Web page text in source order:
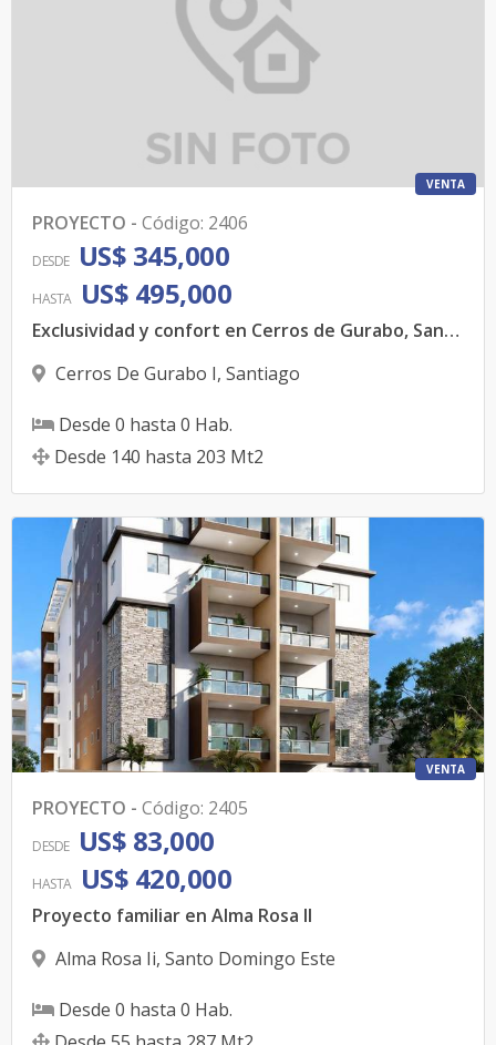
VENTA
PROYECTO - Código: 2406
DESDE US$ 345,000
HASTA US$ 495,000
Exclusividad y confort en Cerros de Gurabo, Santiago
Cerros De Gurabo I, Santiago
Desde 0 hasta 0 Hab.
Desde 140 hasta 203 Mt2
VENTA
PROYECTO - Código: 2405
DESDE US$ 83,000
HASTA US$ 420,000
Proyecto familiar en Alma Rosa II
Alma Rosa Ii, Santo Domingo Este
Desde 0 hasta 0 Hab.